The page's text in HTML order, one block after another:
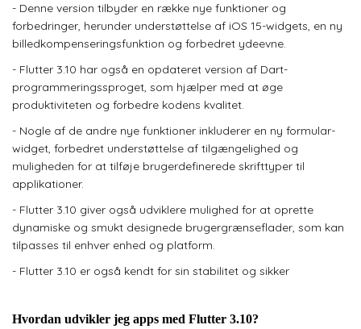
- Denne version tilbyder en række nye funktioner og
forbedringer, herunder understøttelse af iOS 15-widgets, en ny
billedkompenseringsfunktion og forbedret ydeevne.
- Flutter 3.10 har også en opdateret version af Dart-
programmeringssproget, som hjælper med at øge
produktiviteten og forbedre kodens kvalitet.
- Nogle af de andre nye funktioner inkluderer en ny formular-
widget, forbedret understøttelse af tilgængelighed og
muligheden for at tilføje brugerdefinerede skrifttyper til
applikationer.
- Flutter 3.10 giver også udviklere mulighed for at oprette
dynamiske og smukt designede brugergrænseflader, som kan
tilpasses til enhver enhed og platform.
- Flutter 3.10 er også kendt for sin stabilitet og sikker
Hvordan udvikler jeg apps med Flutter 3.10?